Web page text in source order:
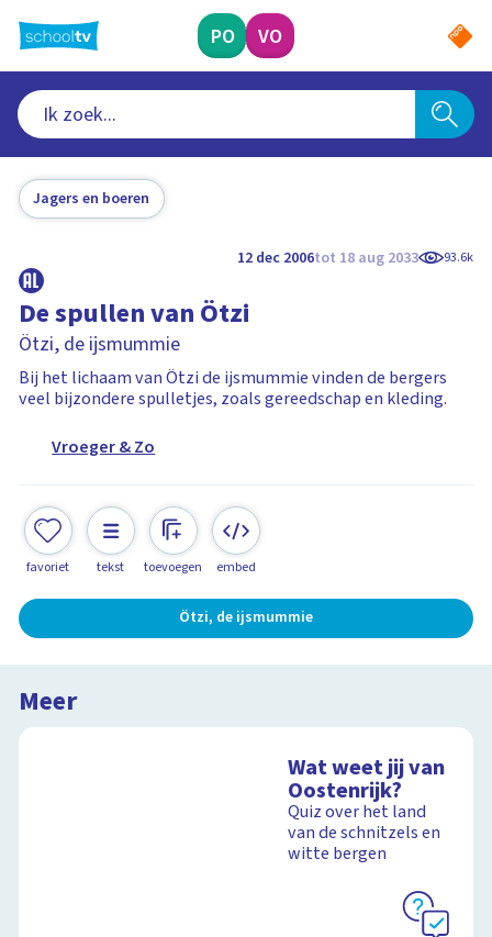
naar
hoofdinhoud
PO VO
Jagers en boeren
12 dec 2006tot 18 aug 2033 93.6k
De spullen van Ötzi
Ötzi, de ijsmummie
Bij het lichaam van Ötzi de ijsmummie vinden de bergers
veel bijzondere spulletjes, zoals gereedschap en kleding.
Vroeger & Zo
favoriet tekst toevoegen embed
Ötzi, de ijsmummie
Meer
Wat weet jij van
Oostenrijk?
Quiz over het land
van de schnitzels en
witte bergen